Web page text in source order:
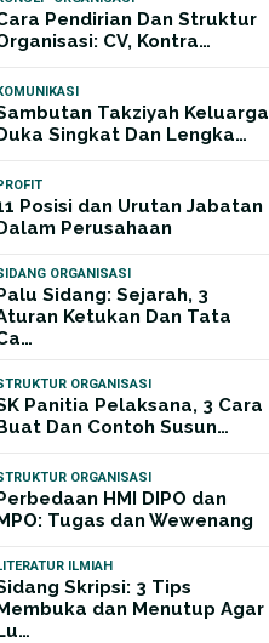
Pendirian Dan Struktur
CV, Kontra…
Takziyah Keluarga
Singkat Dan Lengka…
Posisi dan Urutan Jabatan
Perusahaan
ORGANISASI
Sidang: Sejarah, 3
Ketukan Dan Tata
ORGANISASI
Panitia Pelaksana, 3 Cara
Dan Contoh Susun…
ORGANISASI
HMI DIPO dan
Tugas dan Wewenang
ILMIAH
Skripsi: 3 Tips
dan Menutup Agar